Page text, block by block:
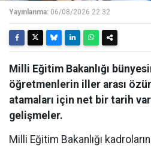
Yayınlanma: 06/08/2026 22:32
Milli Eğitim Bakanlığı
öğretmenlerin iller arası
atamaları için net bir tarih
gelişmeler.
Milli Eğitim Bakanlığı